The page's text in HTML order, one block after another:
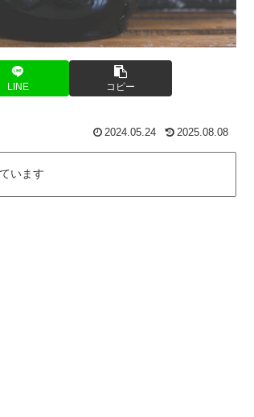
LINE コピー
2024.05.24 2025.08.08
います